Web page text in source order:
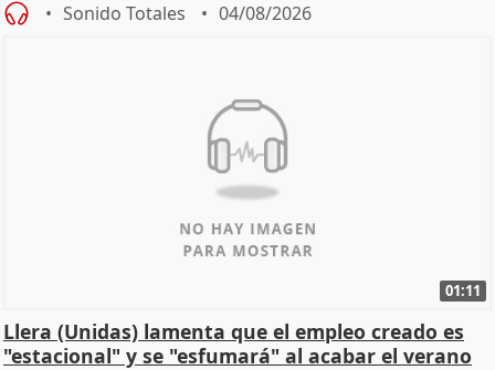
Sonido Totales 04/08/2026
01:11
Llera (Unidas) lamenta que el empleo creado es
"estacional" y se "esfumará" al acabar el verano